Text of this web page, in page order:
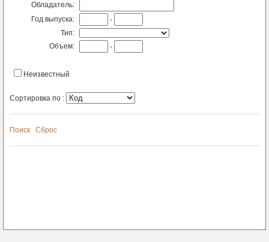
Обладатель:
Год выпуска:
-
Тип:
Объем:
-
Неизвестный
Сортировка по :
Поиск Сброс